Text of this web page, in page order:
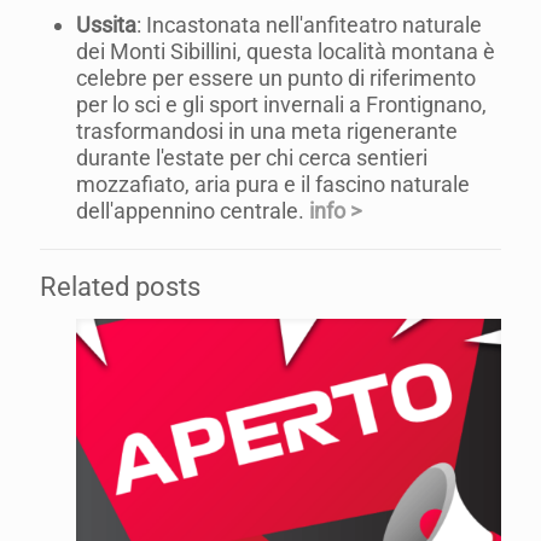
Ussita: Incastonata nell'anfiteatro naturale
dei Monti Sibillini, questa località montana è
celebre per essere un punto di riferimento
per lo sci e gli sport invernali a Frontignano,
trasformandosi in una meta rigenerante
durante l'estate per chi cerca sentieri
mozzafiato, aria pura e il fascino naturale
dell'appennino centrale. info >
Related posts